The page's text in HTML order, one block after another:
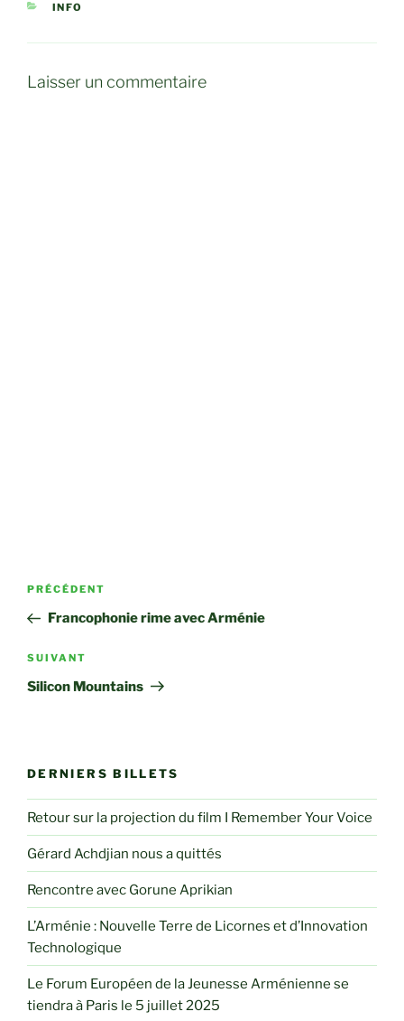
CATÉGORIES
INFO
Laisser un commentaire
Navigation
l’article
Article
précédent
PRÉCÉDENT
Francophonie rime avec Arménie
Article
suivant
SUIVANT
Silicon Mountains
DERNIERS BILLETS
Retour sur la projection du film I Remember Your Voice
Gérard Achdjian nous a quittés
Rencontre avec Gorune Aprikian
L’Arménie : Nouvelle Terre de Licornes et d’Innovation
Technologique
Le Forum Européen de la Jeunesse Arménienne se
tiendra à Paris le 5 juillet 2025